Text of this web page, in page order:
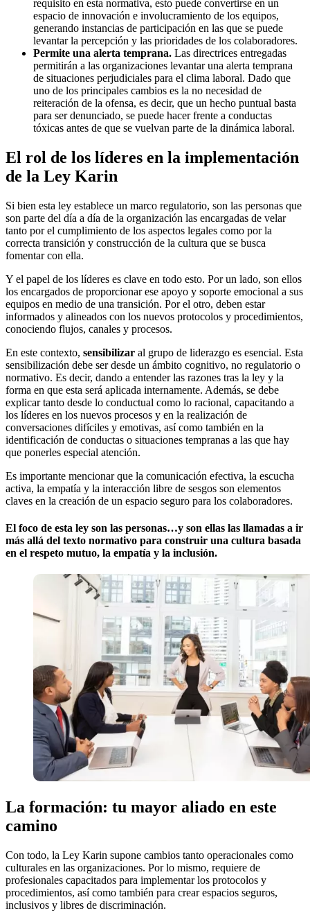
requisito en esta normativa, esto puede convertirse en un
espacio de innovación e involucramiento de los equipos,
generando instancias de participación en las que se puede
levantar la percepción y las prioridades de los colaboradores.
Permite una alerta temprana. Las directrices entregadas
permitirán a las organizaciones levantar una alerta temprana
de situaciones perjudiciales para el clima laboral. Dado que
uno de los principales cambios es la no necesidad de
reiteración de la ofensa, es decir, que un hecho puntual basta
para ser denunciado, se puede hacer frente a conductas
tóxicas antes de que se vuelvan parte de la dinámica laboral.
El rol de los líderes en la implementación
de la Ley Karin
Si bien esta ley establece un marco regulatorio, son las personas que
son parte del día a día de la organización las encargadas de velar
tanto por el cumplimiento de los aspectos legales como por la
correcta transición y construcción de la cultura que se busca
fomentar con ella.
Y el papel de los líderes es clave en todo esto. Por un lado, son ellos
los encargados de proporcionar ese apoyo y soporte emocional a sus
equipos en medio de una transición. Por el otro, deben estar
informados y alineados con los nuevos protocolos y procedimientos,
conociendo flujos, canales y procesos.
En este contexto, sensibilizar al grupo de liderazgo es esencial. Esta
sensibilización debe ser desde un ámbito cognitivo, no regulatorio o
normativo. Es decir, dando a entender las razones tras la ley y la
forma en que esta será aplicada internamente. Además, se debe
explicar tanto desde lo conductual como lo racional, capacitando a
los líderes en los nuevos procesos y en la realización de
conversaciones difíciles y emotivas, así como también en la
identificación de conductas o situaciones tempranas a las que hay
que ponerles especial atención.
Es importante mencionar que la comunicación efectiva, la escucha
activa, la empatía y la interacción libre de sesgos son elementos
claves en la creación de un espacio seguro para los colaboradores.
El foco de esta ley son las personas…y son ellas las llamadas a ir
más allá del texto normativo para construir una cultura basada
en el respeto mutuo, la empatía y la inclusión.
La formación: tu mayor aliado en este
camino
Con todo, la Ley Karin supone cambios tanto operacionales como
culturales en las organizaciones. Por lo mismo, requiere de
profesionales capacitados para implementar los protocolos y
procedimientos, así como también para crear espacios seguros,
inclusivos y libres de discriminación.